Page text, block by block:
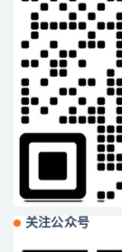
关注公众号